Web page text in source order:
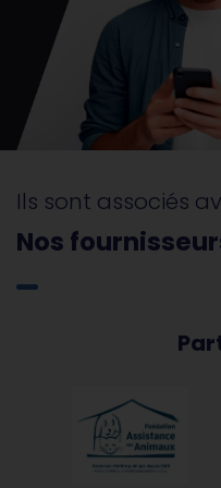
Ils sont associés
Nos